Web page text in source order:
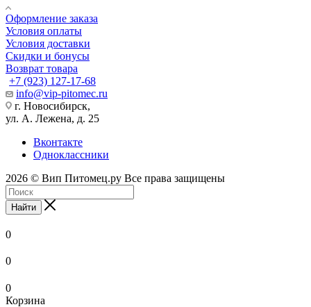
Оформление заказа
Условия оплаты
Условия доставки
Скидки и бонусы
Возврат товара
+7 (923) 127-17-68
info@vip-pitomec.ru
г. Новосибирск,
ул. А. Лежена, д. 25
Вконтакте
Одноклассники
2026 © Вип Питомец.ру Все права защищены
Найти
0
0
0
Корзина